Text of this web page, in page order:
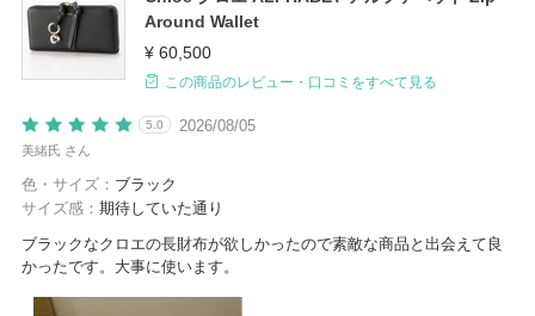
Around Wallet
¥ 60,500
この商品のレビュー・口コミをすべて見る
2026/08/05
5.0
美緒氏 さん
色・サイズ： ブラック
サイズ感： 期待していた通り
ブラックなクロエの長財布が欲しかったので素敵な商品と出会えて良
かったです。大事に使います。